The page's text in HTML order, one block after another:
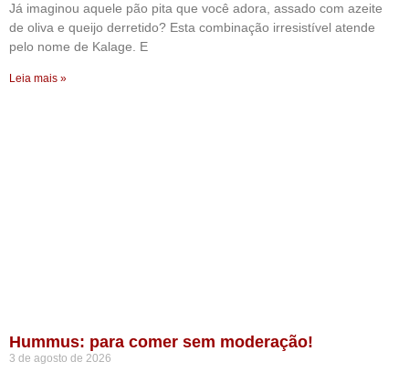
Já imaginou aquele pão pita que você adora, assado com azeite
de oliva e queijo derretido? Esta combinação irresistível atende
pelo nome de Kalage. E
Leia mais »
Hummus: para comer sem moderação!
3 de agosto de 2026